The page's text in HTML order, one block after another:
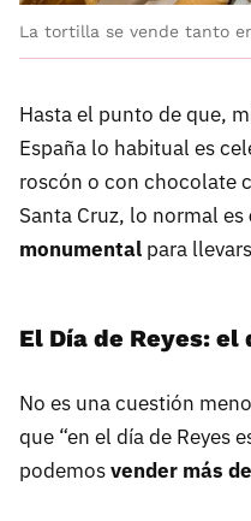
La tortilla se vende tanto
Hasta el punto de que,
España lo habitual es
roscón o con chocolate
Santa Cruz, lo normal es
monumental para
El Día de Reyes: el
No es una cuestión
que “en el día de Reyes
podemosvender más